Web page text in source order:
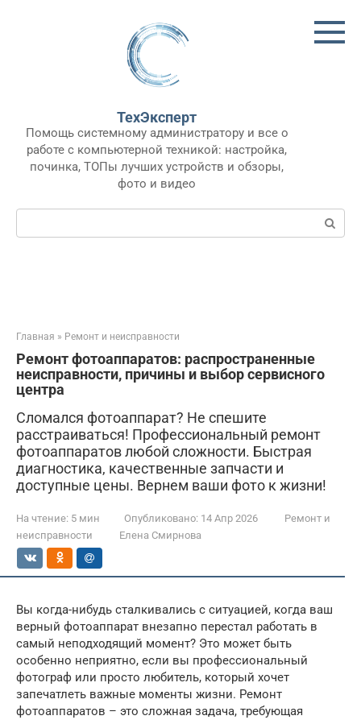
ТехЭксперт
Помощь системному администратору и все о
работе с компьютерной техникой: настройка,
починка, ТОПы лучших устройств и обзоры,
фото и видео
Поиск:
Главная » Ремонт и неисправности
Ремонт фотоаппаратов: распространенные
неисправности, причины и выбор сервисного
центра
Сломался фотоаппарат? Не спешите
расстраиваться! Профессиональный ремонт
фотоаппаратов любой сложности. Быстрая
диагностика, качественные запчасти и
доступные цены. Вернем ваши фото к жизни!
На чтение: 5 мин Опубликовано: 14 Апр 2026
Ремонт и
неисправности
Елена Смирнова
Вы когда-нибудь сталкивались с ситуацией, когда ваш
верный фотоаппарат внезапно перестал работать в
самый неподходящий момент? Это может быть
особенно неприятно, если вы профессиональный
фотограф или просто любитель, который хочет
запечатлеть важные моменты жизни. Ремонт
фотоаппаратов – это сложная задача, требующая